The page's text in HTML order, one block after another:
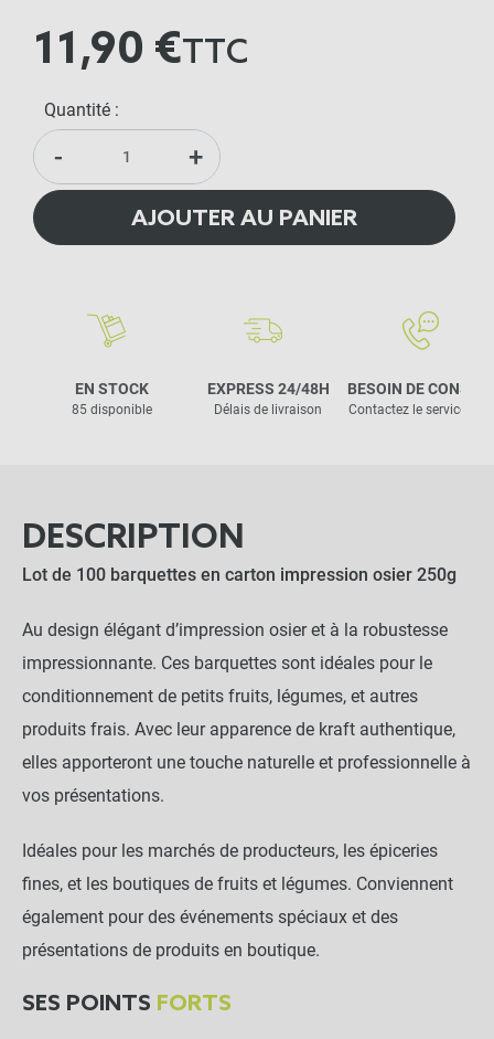
11,90 €TTC
Quantité :
- +
AJOUTER AU PANIER
EN STOCK
85 disponible
EXPRESS 24/48H
Délais de livraison
BESOIN DE CONSEIL
Contactez le service
DESCRIPTION
Lot de 100 barquettes en carton impression osier 250g
Au design élégant d’impression osier et à la robustesse
impressionnante. Ces barquettes sont idéales pour le
conditionnement de petits fruits, légumes, et autres
produits frais. Avec leur apparence de kraft authentique,
elles apporteront une touche naturelle et professionnelle à
vos présentations.
Idéales pour les marchés de producteurs, les épiceries
fines, et les boutiques de fruits et légumes. Conviennent
également pour des événements spéciaux et des
présentations de produits en boutique.
SES POINTS FORTS